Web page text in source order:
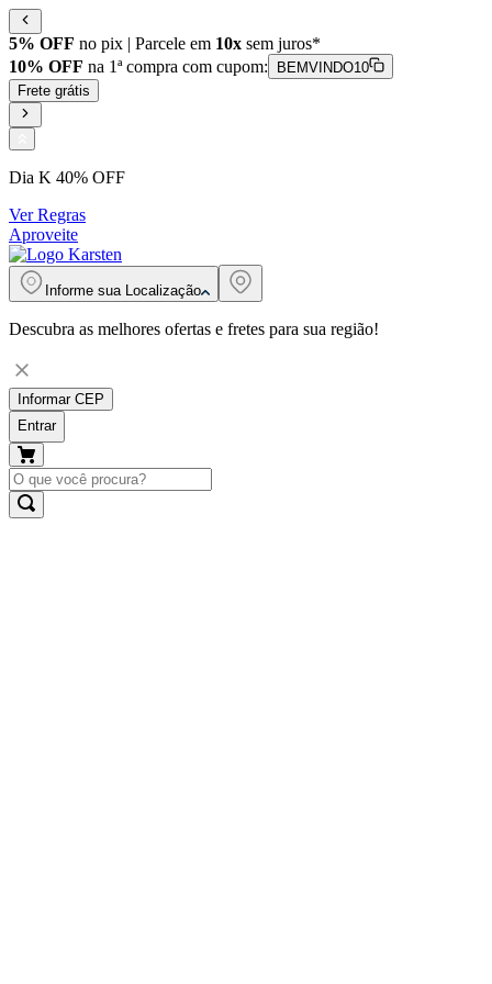
5% OFF no pix | Parcele em 10x sem juros*
10% OFF na 1ª compra com cupom:
BEMVINDO10
Frete grátis
Dia K 40% OFF
Ver Regras
Aproveite
Informe sua Localização
Descubra as melhores ofertas e fretes para sua região!
Informar CEP
Entrar